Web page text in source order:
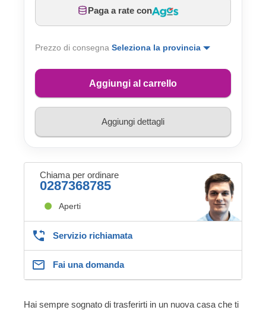
Paga a rate con
Prezzo di consegna Seleziona la provincia
Aggiungi al carrello
Aggiungi dettagli
Chiama per ordinare
0287368785
Aperti
Servizio richiamata
Fai una domanda
Hai sempre sognato di trasferirti in un nuova casa che ti